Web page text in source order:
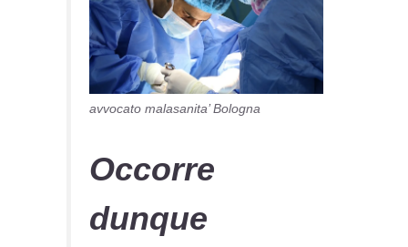
avvocato malasanita’ Bologna
Occorre
dunque